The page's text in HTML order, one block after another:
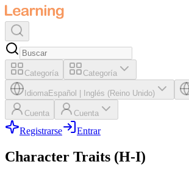
Categoría Categoría
IdiomaEspañol Inglés (Reino Unido)
Cuenta Cuenta
Registrarse Entrar
Character Traits (H-I)